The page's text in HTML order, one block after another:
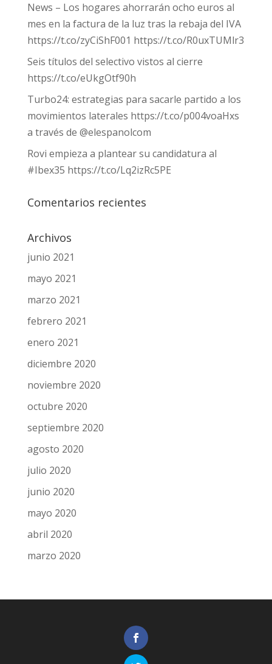
News – Los hogares ahorrarán ocho euros al
mes en la factura de la luz tras la rebaja del IVA
https://t.co/zyCiShF001 https://t.co/R0uxTUMlr3
Seis títulos del selectivo vistos al cierre
https://t.co/eUkgOtf90h
Turbo24: estrategias para sacarle partido a los
movimientos laterales https://t.co/p004voaHxs
a través de @elespanolcom
Rovi empieza a plantear su candidatura al
#Ibex35 https://t.co/Lq2izRc5PE
Comentarios recientes
Archivos
junio 2021
mayo 2021
marzo 2021
febrero 2021
enero 2021
diciembre 2020
noviembre 2020
octubre 2020
septiembre 2020
agosto 2020
julio 2020
junio 2020
mayo 2020
abril 2020
marzo 2020